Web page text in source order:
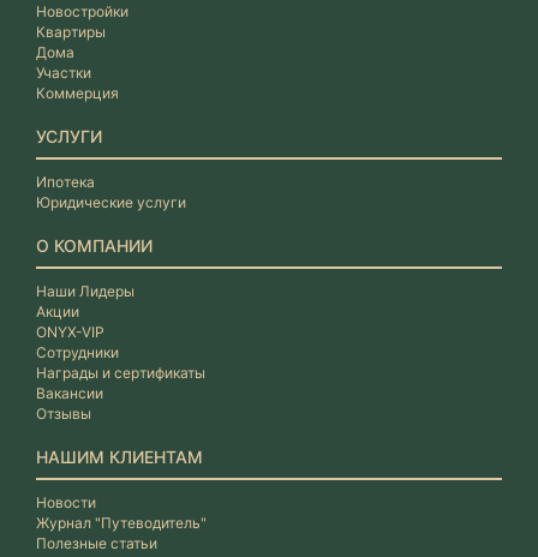
Новостройки
Квартиры
Дома
Участки
Коммерция
УСЛУГИ
Ипотека
Юридические услуги
О КОМПАНИИ
Наши Лидеры
Акции
ONYX-VIP
Сотрудники
Награды и сертификаты
Вакансии
Отзывы
НАШИМ КЛИЕНТАМ
Новости
Журнал "Путеводитель"
Полезные статьи